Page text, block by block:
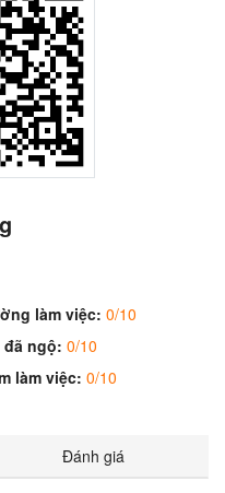
làm việc:0/10
đã ngộ:0/10
làm việc:0/10
Đánh giá